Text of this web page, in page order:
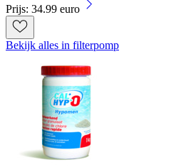
Prijs: 34.99 euro
Bekijk alles in filterpomp